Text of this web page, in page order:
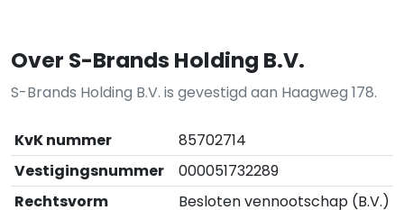
Over S-Brands Holding B.V.
S-Brands Holding B.V. is gevestigd aan Haagweg 178.
KvK nummer
85702714
Vestigingsnummer
000051732289
Rechtsvorm
Besloten vennootschap (B.V.)